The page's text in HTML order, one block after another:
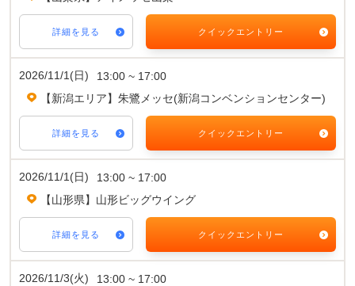
詳細を見る クイックエントリー
2026/11/1(日)
13:00 ~ 17:00
【新潟エリア】朱鷺メッセ(新潟コンベンションセンター)
詳細を見る クイックエントリー
2026/11/1(日)
13:00 ~ 17:00
【山形県】山形ビッグウイング
詳細を見る クイックエントリー
2026/11/3(火)
13:00 ~ 17:00